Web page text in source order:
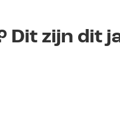
zijn dit